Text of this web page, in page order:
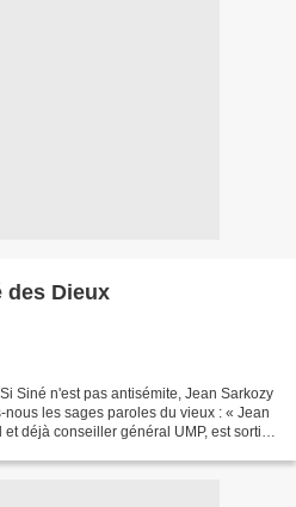
des Dieux
Siné n'est pas antisémite, Jean Sarkozy
les sages paroles du vieux : « Jean
déjà conseiller général UMP, est sorti